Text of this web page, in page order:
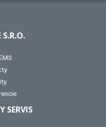
S.R.O.
SERVIS